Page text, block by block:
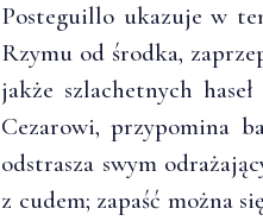
Posteguillo ukazuje w
Rzymu od środka,
jakże szlachetnych
Cezarowi, przypomina
odstrasza swym
z cudem; zapaść można